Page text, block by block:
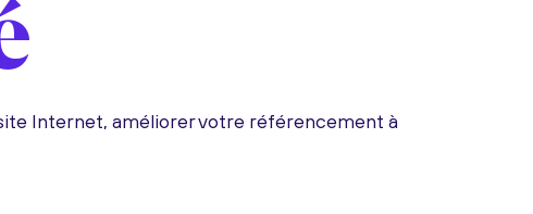
Internet, améliorer votre référencement à